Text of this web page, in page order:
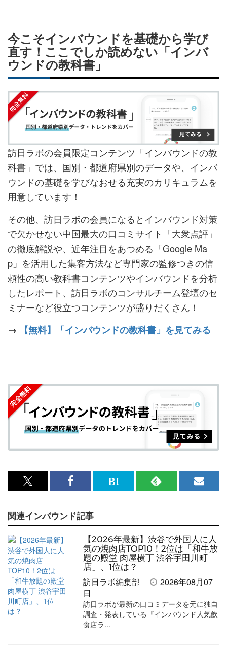
今こそインバウンドを基礎から学び
直す！ここでしか読めない「インバ
ウンドの教科書」
訪日ラボの会員限定コンテンツ「インバウンドの教
科書」では、国別・都道府県別のデータや、インバ
ウンドの基礎を学びなおせる充実のカリキュラムを
用意しています！
その他、訪日ラボの会員になるとインバウンド対策
で欠かせない中国最大の口コミサイト「大衆点評」
の徹底解説や、近年注目をあつめる「Google Ma
p」を活用した集客方法など専門家の監修つきの信
頼性の高い教科書コンテンツやインバウンドを分析
したレポート、訪日ラボのコンサルチーム登壇のセ
ミナーなど役立つコンテンツが盛りだくさん！
→
【無料】「インバウンドの教科書」を見てみる
x<br>
記
事
を
シ
ェ
ア
Facebook<br>
記
は
ブ
ッ
ク
マ
ー
ク
RSS
事
を
購
読
す
る
メ
ガ
登
録
す
る
関連インバウンド記事
【2026年最新】渋谷で外国人に人
気の焼肉店TOP10！2位は「和牛放
題の殿堂 肉屋横丁 渋谷宇田川町
店」、1位は？
訪日ラボ編集部
2026年08月07
日
訪日ラボが最新の口コミデータを元に独自
調査・発表している『インバウンド人気飲
食店ラ...